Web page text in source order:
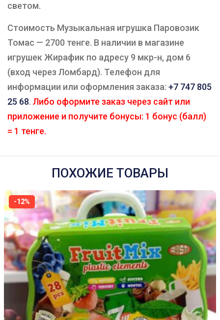
светом.
Стоимость Музыкальная игрушка Паровозик
Томас — 2700 тенге. В наличии в магазине
игрушек Жирафик по адресу 9 мкр-н, дом 6
(вход через Ломбард). Телефон для
информации или оформления заказа: +7 747 805
25 68. Либо оформите заказ через сайт или
приложение и получите бонусы: 1 бонус (балл)
= 1 тенге.
ПОХОЖИЕ ТОВАРЫ
-12%